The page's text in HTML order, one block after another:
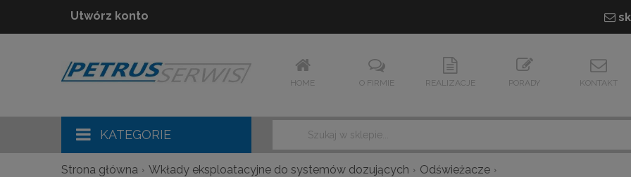
Utwórz konto
HOME O FIRMIE REALIZACJE PORADY KONTAKT
KATEGORIE
Strona główna Wkłady eksploatacyjne do systemów dozujących
Odświeżacze